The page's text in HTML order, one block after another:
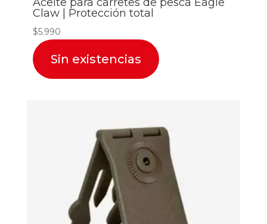
Claw | Protección total
$5.990
Sin existencias